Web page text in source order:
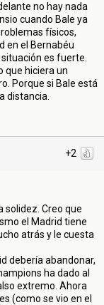
no hay nada
cuando Bale ya
físicos,
en el Bernabéu
es fuerte.
que hiciera un
Porque si Bale está
distancia.
+2
solidez. Creo que
el Madrid tiene
atrás y le cuesta
debería abandonar,
ha dado al
extremo. Ahora
(como se vio en el